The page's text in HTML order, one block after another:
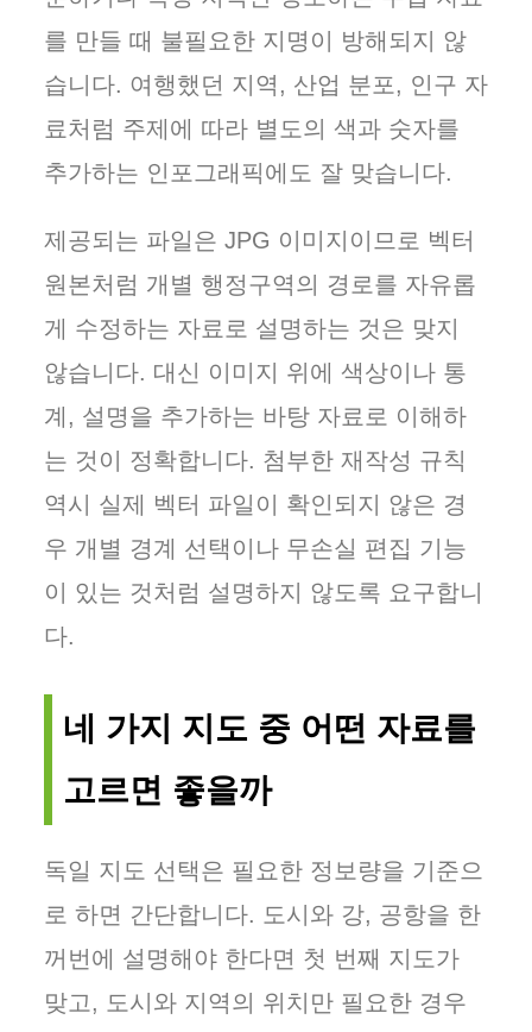
를 만들 때 불필요한 지명이 방해되지 않
습니다. 여행했던 지역, 산업 분포, 인구 자
료처럼 주제에 따라 별도의 색과 숫자를
추가하는 인포그래픽에도 잘 맞습니다.
제공되는 파일은 JPG 이미지이므로 벡터
원본처럼 개별 행정구역의 경로를 자유롭
게 수정하는 자료로 설명하는 것은 맞지
않습니다. 대신 이미지 위에 색상이나 통
계, 설명을 추가하는 바탕 자료로 이해하
는 것이 정확합니다. 첨부한 재작성 규칙
역시 실제 벡터 파일이 확인되지 않은 경
우 개별 경계 선택이나 무손실 편집 기능
이 있는 것처럼 설명하지 않도록 요구합니
다.
네 가지 지도 중 어떤 자료를
고르면 좋을까
독일 지도 선택은 필요한 정보량을 기준으
로 하면 간단합니다. 도시와 강, 공항을 한
꺼번에 설명해야 한다면 첫 번째 지도가
맞고, 도시와 지역의 위치만 필요한 경우